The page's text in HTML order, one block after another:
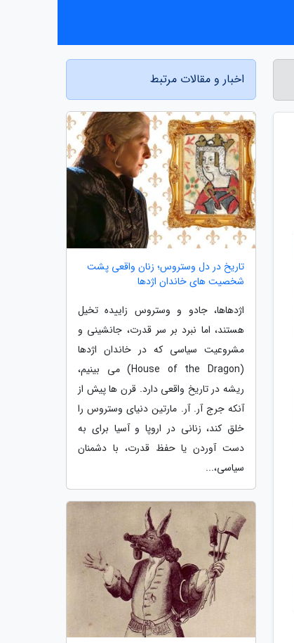
اخبار و مقالات مرتبط
تاریخ در دل وستروس؛ زنان واقعی پشت
شخصیت های خاندان اژدها
اژدهاها، جادو و وستروس زاییده تخیل
هستند، اما نبرد بر سر قدرت، جانشینی و
مشروعیت سیاسی که در خاندان اژدها
(House of the Dragon) می بینیم،
ریشه در تاریخ واقعی دارد. قرن ها پیش از
آنکه جرج آر. آر. مارتین دنیای وستروس را
خلق کند، زنانی در اروپا و آسیا برای به
دست آوردن یا حفظ قدرت، با دشمنان
سیاسی،...